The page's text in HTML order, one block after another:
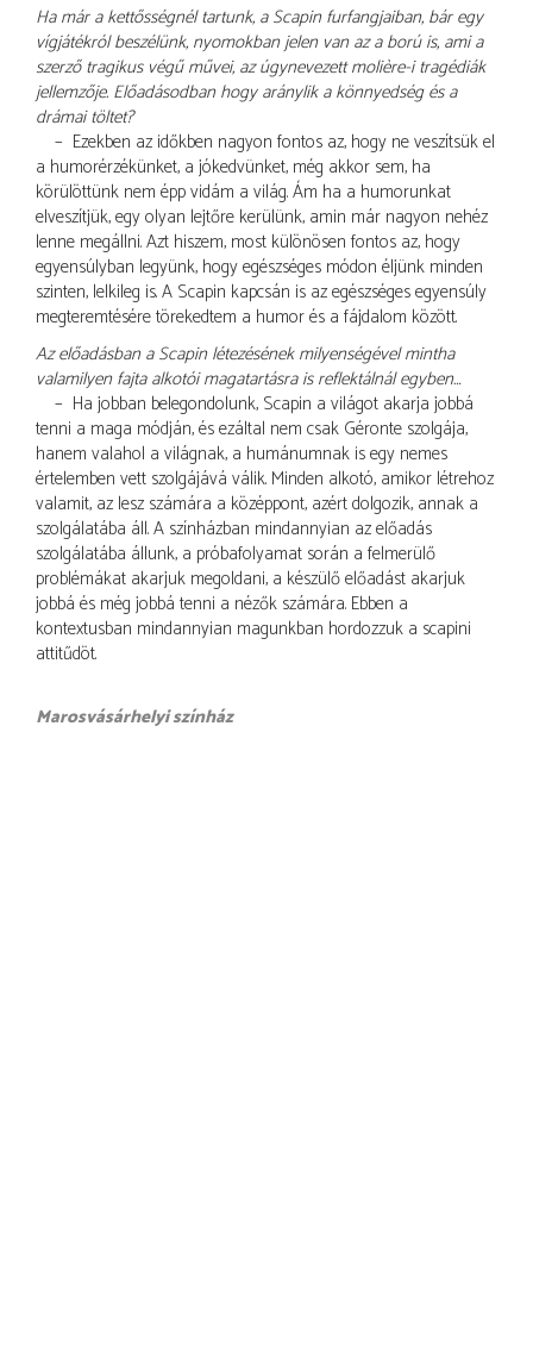
Ha már a kettősségnél tartunk, a Scapin furfangjaiban, bár egy
vígjátékról beszélünk, nyomokban jelen van az a ború is, ami a
szerző tragikus végű művei, az úgynevezett molière-i tragédiák
jellemzője. Előadásodban hogy aránylik a könnyedség és a
drámai töltet?
– Ezekben az időkben nagyon fontos az, hogy ne veszítsük el
a humorérzékünket, a jókedvünket, még akkor sem, ha
körülöttünk nem épp vidám a világ. Ám ha a humorunkat
elveszítjük, egy olyan lejtőre kerülünk, amin már nagyon nehéz
lenne megállni. Azt hiszem, most különösen fontos az, hogy
egyensúlyban legyünk, hogy egészséges módon éljünk minden
szinten, lelkileg is. A Scapin kapcsán is az egészséges egyensúly
megteremtésére törekedtem a humor és a fájdalom között.
Az előadásban a Scapin létezésének milyenségével mintha
valamilyen fajta alkotói magatartásra is reflektálnál egyben…
– Ha jobban belegondolunk, Scapin a világot akarja jobbá
tenni a maga módján, és ezáltal nem csak Géronte szolgája,
hanem valahol a világnak, a humánumnak is egy nemes
értelemben vett szolgájává válik. Minden alkotó, amikor létrehoz
valamit, az lesz számára a középpont, azért dolgozik, annak a
szolgálatába áll. A színházban mindannyian az előadás
szolgálatába állunk, a próbafolyamat során a felmerülő
problémákat akarjuk megoldani, a készülő előadást akarjuk
jobbá és még jobbá tenni a nézők számára. Ebben a
kontextusban mindannyian magunkban hordozzuk a scapini
attitűdöt.
Marosvásárhelyi színház